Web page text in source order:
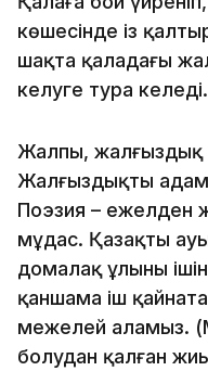
көшесінде із
шақта қаладағы
келуге тура келеді.
Жалпы, жалғыздық
Жалғыздықты
Поэзия – ежелден
мұңдас. Қазақтың
домалақ ұлының
қаншама іш
межелей аламыз.
болудан қалған